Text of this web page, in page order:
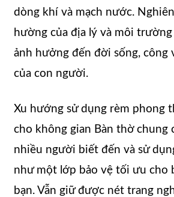
dòng khí và mạch nước.
hường của địa lý và môi
ảnh hưởng đến đời sống, công
của con người.
Xu hướng sử dụng rèm phong
cho không gian Bàn thờ chung
nhiều người biết đến và sử
như một lớp bảo vệ tối ưu cho
bạn. Vẫn giữ được nét trang